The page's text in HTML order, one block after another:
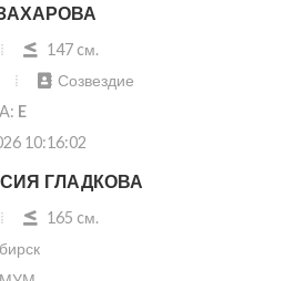
147 cм.
Созвездие
E
10:16:02
ГЛАДКОВА
165 cм.